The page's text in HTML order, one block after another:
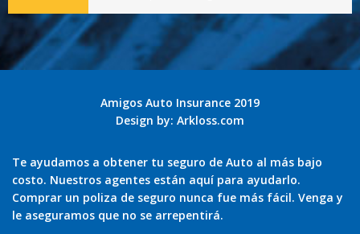
Amigos Auto Insurance 2019
Design by: Arkloss.com
Te ayudamos a obtener tu seguro de Auto al más bajo
costo. Nuestros agentes están aquí para ayudarlo.
Comprar un poliza de seguro nunca fue más fácil. Venga y
le aseguramos que no se arrepentirá.